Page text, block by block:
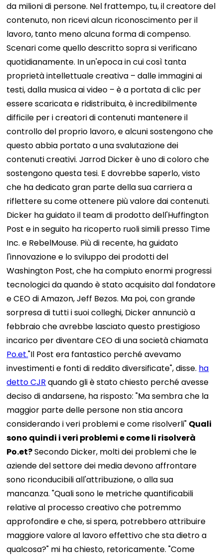
da milioni di persone. Nel frattempo, tu, il creatore del
contenuto, non ricevi alcun riconoscimento per il
lavoro, tanto meno alcuna forma di compenso.
Scenari come quello descritto sopra si verificano
quotidianamente. In un'epoca in cui così tanta
proprietà intellettuale creativa – dalle immagini ai
testi, dalla musica ai video – è a portata di clic per
essere scaricata e ridistribuita, è incredibilmente
difficile per i creatori di contenuti mantenere il
controllo del proprio lavoro, e alcuni sostengono che
questo abbia portato a una svalutazione dei
contenuti creativi. Jarrod Dicker è uno di coloro che
sostengono questa tesi. E dovrebbe saperlo, visto
che ha dedicato gran parte della sua carriera a
riflettere su come ottenere più valore dai contenuti.
Dicker ha guidato il team di prodotto dell'Huffington
Post e in seguito ha ricoperto ruoli simili presso Time
Inc. e RebelMouse. Più di recente, ha guidato
l'innovazione e lo sviluppo dei prodotti del
Washington Post, che ha compiuto enormi progressi
tecnologici da quando è stato acquisito dal fondatore
e CEO di Amazon, Jeff Bezos. Ma poi, con grande
sorpresa di tutti i suoi colleghi, Dicker annunciò a
febbraio che avrebbe lasciato questo prestigioso
incarico per diventare CEO di una società chiamata
Po.et."Il Post era fantastico perché avevamo
investimenti e fonti di reddito diversificate", disse. ha
detto CJR quando gli è stato chiesto perché avesse
deciso di andarsene, ha risposto: "Ma sembra che la
maggior parte delle persone non stia ancora
considerando i veri problemi e come risolverli" Quali
sono quindi i veri problemi e come li risolverà
Po.et?Secondo Dicker, molti dei problemi che le
aziende del settore dei media devono affrontare
sono riconducibili all'attribuzione, o alla sua
mancanza. "Quali sono le metriche quantificabili
relative al processo creativo che potremmo
approfondire e che, si spera, potrebbero attribuire
maggiore valore al lavoro effettivo che sta dietro a
qualcosa?" mi ha chiesto, retoricamente. "Come